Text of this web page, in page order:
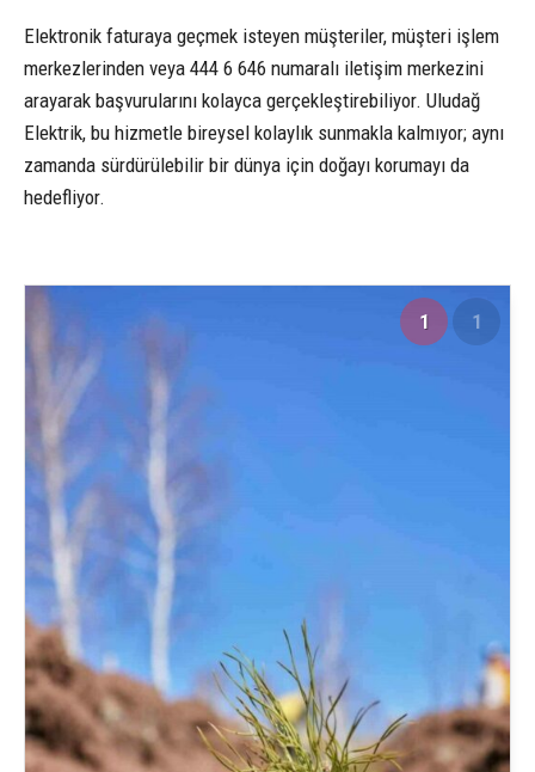
Elektronik faturaya geçmek isteyen müşteriler, müşteri işlem
merkezlerinden veya 444 6 646 numaralı iletişim merkezini
arayarak başvurularını kolayca gerçekleştirebiliyor. Uludağ
Elektrik, bu hizmetle bireysel kolaylık sunmakla kalmıyor; aynı
zamanda sürdürülebilir bir dünya için doğayı korumayı da
hedefliyor.
1 1